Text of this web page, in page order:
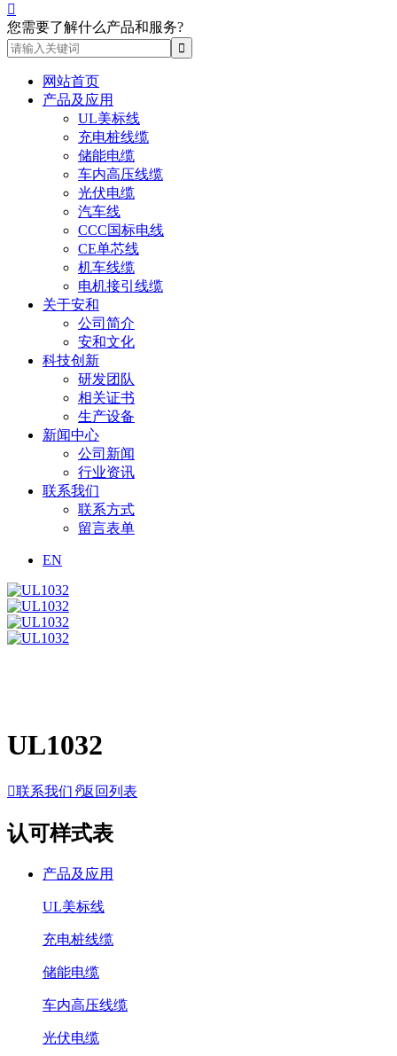

您需要了解什么产品和服务?
网站首页
产品及应用
UL美标线
充电桩线缆
储能电缆
车内高压线缆
光伏电缆
汽车线
CCC国标电线
CE单芯线
机车线缆
电机接引线缆
关于安和
公司简介
安和文化
科技创新
研发团队
相关证书
生产设备
新闻中心
公司新闻
行业资讯
联系我们
联系方式
留言表单
EN
UL1032
联系我们 𐃓返回列表
认可样式表
产品及应用
UL美标线
充电桩线缆
储能电缆
车内高压线缆
光伏电缆